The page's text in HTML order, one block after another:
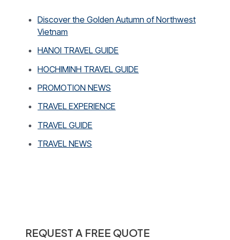
Discover the Golden Autumn of Northwest
Vietnam
HANOI TRAVEL GUIDE
HOCHIMINH TRAVEL GUIDE
PROMOTION NEWS
TRAVEL EXPERIENCE
TRAVEL GUIDE
TRAVEL NEWS
REQUEST A FREE QUOTE